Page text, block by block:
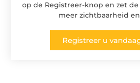
op de Registreer-knop en zet
meer zichtbaarheid
Registreer u